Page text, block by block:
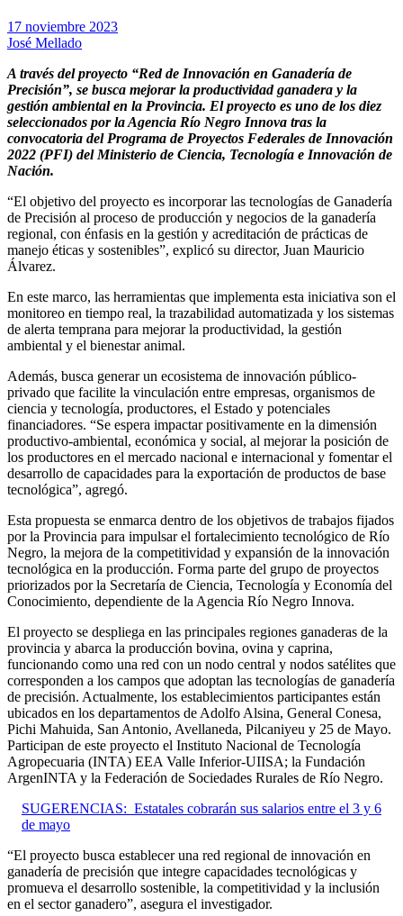
17 noviembre 2023
José Mellado
A través del proyecto “Red de Innovación en Ganadería de
Precisión”, se busca mejorar la productividad ganadera y la
gestión ambiental en la Provincia. El proyecto es uno de los diez
seleccionados por la Agencia Río Negro Innova tras la
convocatoria del Programa de Proyectos Federales de Innovación
2022 (PFI) del Ministerio de Ciencia, Tecnología e Innovación de
Nación.
“El objetivo del proyecto es incorporar las tecnologías de Ganadería
de Precisión al proceso de producción y negocios de la ganadería
regional, con énfasis en la gestión y acreditación de prácticas de
manejo éticas y sostenibles”, explicó su director, Juan Mauricio
Álvarez.
En este marco, las herramientas que implementa esta iniciativa son el
monitoreo en tiempo real, la trazabilidad automatizada y los sistemas
de alerta temprana para mejorar la productividad, la gestión
ambiental y el bienestar animal.
Además, busca generar un ecosistema de innovación público-
privado que facilite la vinculación entre empresas, organismos de
ciencia y tecnología, productores, el Estado y potenciales
financiadores. “Se espera impactar positivamente en la dimensión
productivo-ambiental, económica y social, al mejorar la posición de
los productores en el mercado nacional e internacional y fomentar el
desarrollo de capacidades para la exportación de productos de base
tecnológica”, agregó.
Esta propuesta se enmarca dentro de los objetivos de trabajos fijados
por la Provincia para impulsar el fortalecimiento tecnológico de Río
Negro, la mejora de la competitividad y expansión de la innovación
tecnológica en la producción. Forma parte del grupo de proyectos
priorizados por la Secretaría de Ciencia, Tecnología y Economía del
Conocimiento, dependiente de la Agencia Río Negro Innova.
El proyecto se despliega en las principales regiones ganaderas de la
provincia y abarca la producción bovina, ovina y caprina,
funcionando como una red con un nodo central y nodos satélites que
corresponden a los campos que adoptan las tecnologías de ganadería
de precisión. Actualmente, los establecimientos participantes están
ubicados en los departamentos de Adolfo Alsina, General Conesa,
Pichi Mahuida, San Antonio, Avellaneda, Pilcaniyeu y 25 de Mayo.
Participan de este proyecto el Instituto Nacional de Tecnología
Agropecuaria (INTA) EEA Valle Inferior-UIISA; la Fundación
ArgenINTA y la Federación de Sociedades Rurales de Río Negro.
SUGERENCIAS: Estatales cobrarán sus salarios entre el 3 y 6
de mayo
“El proyecto busca establecer una red regional de innovación en
ganadería de precisión que integre capacidades tecnológicas y
promueva el desarrollo sostenible, la competitividad y la inclusión
en el sector ganadero”, asegura el investigador.